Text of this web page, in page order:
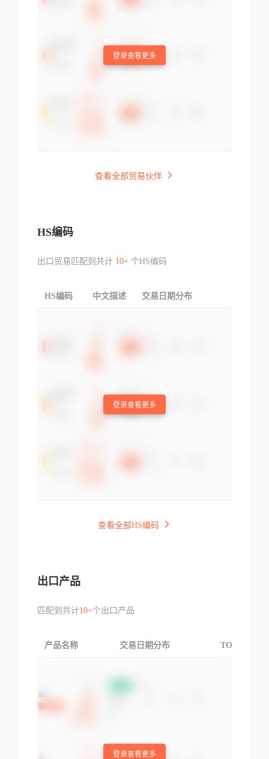
登录查看更多
查看全部贸易伙伴
HS编码
出口贸易匹配到共计 10+个HS编码
HS编码 中文描述 交易日期分布
登录查看更多
查看全部HS编码
出口产品
匹配到共计10+个出口产品
产品名称 交易日期分布 TOP3交易国
登录查看更多